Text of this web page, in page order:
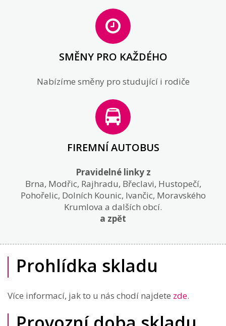
SMĚNY PRO KAŽDÉHO
Nabízíme směny pro studující i rodiče
FIREMNÍ AUTOBUS
Pravidelné linky z
Brna, Modřic, Rajhradu, Břeclavi, Hustopečí,
Pohořelic, Dolních Kounic, Ivančic, Moravského
Krumlova a dalších obcí.
a zpět
Prohlídka skladu
Více informací, jak to u nás chodí najdete zde.